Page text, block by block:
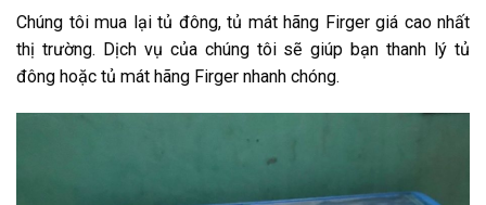
Chúng tôi mua lại tủ đông, tủ mát hãng Firger giá cao nhất
thị trường. Dịch vụ của chúng tôi sẽ giúp bạn thanh lý tủ
đông hoặc tủ mát hãng Firger nhanh chóng.